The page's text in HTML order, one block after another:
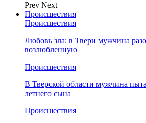
Prev Next
Происшествия
Происшествия
Любовь зла: в Твери мужчина
возлюбленную
Происшествия
В Тверской области мужчина
летнего сына
Происшествия